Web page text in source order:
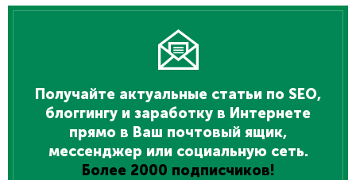
Получайте актуальные статьи по SEO,
блоггингу и заработку в Интернете
прямо в Ваш почтовый ящик,
мессенджер или социальную сеть.
Более 2000 подписчиков!